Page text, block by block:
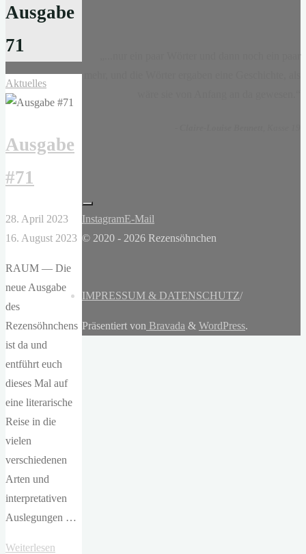
Ausgabe
71
Aktuelles
Ausgabe
#71
28. April 2023
16. August 2023
RAUM — Die
neue Ausgabe
des
Rezensöhnchens
ist da und
entführt euch
dieses Mal auf
eine literarische
Reise in die
vielen
verschiedenen
Arten und
interpretativen
Auslegungen …
Weiterlesen
InstagramE-Mail
© 2020 - 2026 Rezensöhnchen
IMPRESSUM & DATENSCHUTZ/
Präsentiert von Bravada & WordPress.